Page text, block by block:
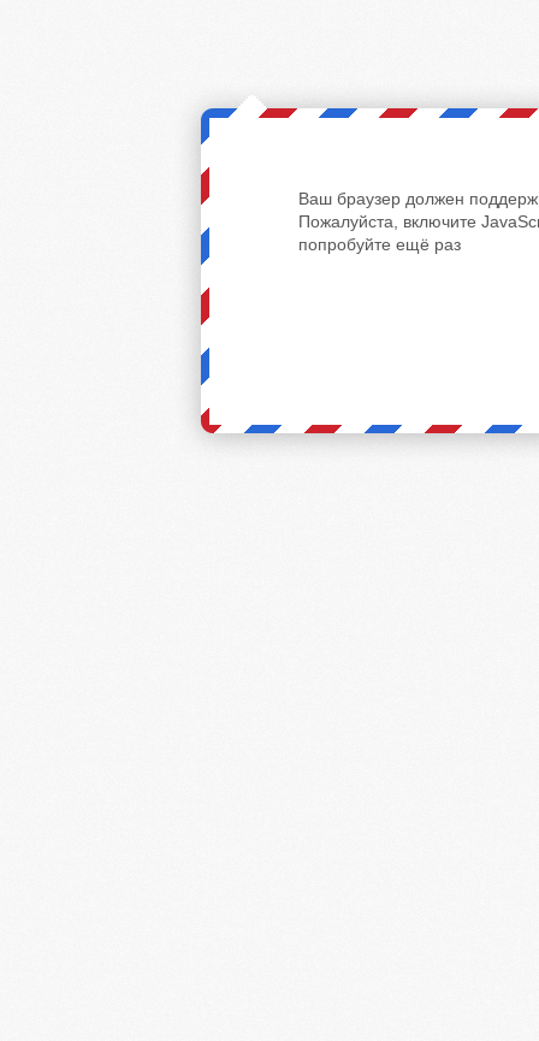
Ваш браузер должен
Пожалуйста, включите
попробуйте ещё раз